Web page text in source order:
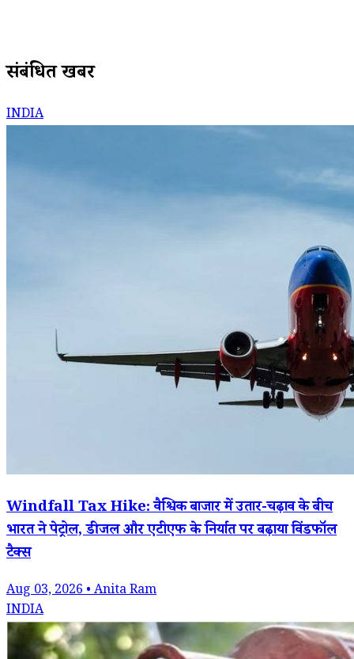
संबंधित खबरें
INDIA
Windfall Tax Hike: वैश्विक बाजार में उतार-चढ़ाव के बीच
भारत ने पेट्रोल, डीजल और एटीएफ के निर्यात पर बढ़ाया विंडफॉल
टैक्स
Aug 03, 2026 • Anita Ram
INDIA